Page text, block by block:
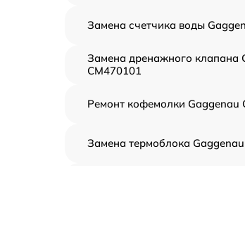
Замена счетчика воды
Замена дренажного клапана
CM470101
Ремонт кофемолки Gaggenau
Замена термоблока